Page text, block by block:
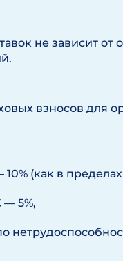
не зависит от
взносов для
(как в
5%,